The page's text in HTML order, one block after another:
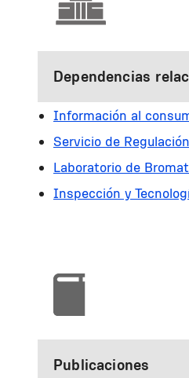
Dependencias
Información al
Servicio de
Laboratorio de
Inspección y
Publicaciones